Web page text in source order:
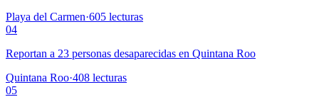
Playa del Carmen·605 lecturas
04
Reportan a 23 personas desaparecidas en Quintana Roo
Quintana Roo·408 lecturas
05